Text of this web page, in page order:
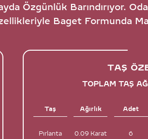
Özgünlük Barındırıyor.
Baget Formunda
TAŞ
TOPLAM TAŞ
Taş Ağırlık Adet
Pırlanta 0.09 Karat 6